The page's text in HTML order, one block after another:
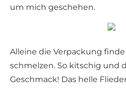
um mich geschehen.
Alleine die Verpackung
schmelzen. So kitschig und
Geschmack! Das helle